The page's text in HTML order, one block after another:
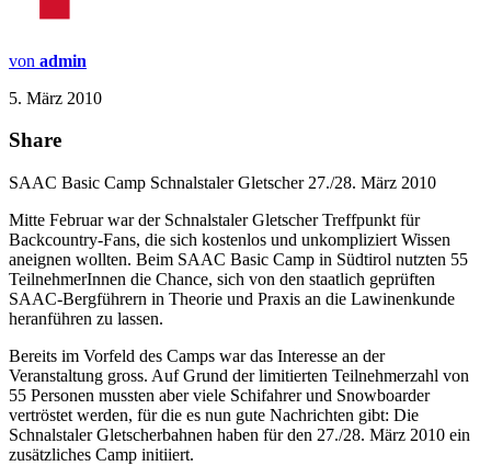
von admin
5. März 2010
Share
SAAC Basic Camp Schnalstaler Gletscher 27./28. März 2010
Mitte Februar war der Schnalstaler Gletscher Treffpunkt für
Backcountry-Fans, die sich kostenlos und unkompliziert Wissen
aneignen wollten. Beim SAAC Basic Camp in Südtirol nutzten 55
TeilnehmerInnen die Chance, sich von den staatlich geprüften
SAAC-Bergführern in Theorie und Praxis an die Lawinenkunde
heranführen zu lassen.
Bereits im Vorfeld des Camps war das Interesse an der
Veranstaltung gross. Auf Grund der limitierten Teilnehmerzahl von
55 Personen mussten aber viele Schifahrer und Snowboarder
vertröstet werden, für die es nun gute Nachrichten gibt: Die
Schnalstaler Gletscherbahnen haben für den 27./28. März 2010 ein
zusätzliches Camp initiiert.